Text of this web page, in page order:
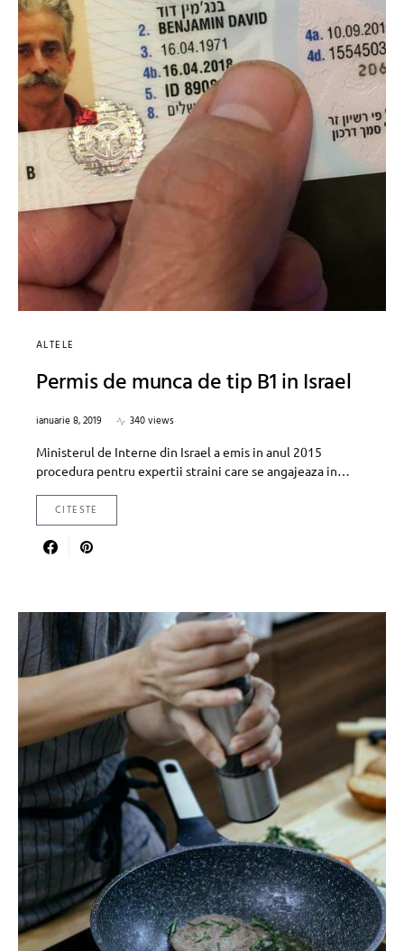
ALTELE
Permis de munca de tip B1 in Israel
ianuarie 8, 2019
340 views
Ministerul de Interne din Israel a emis in anul 2015
procedura pentru expertii straini care se angajeaza in…
CITESTE